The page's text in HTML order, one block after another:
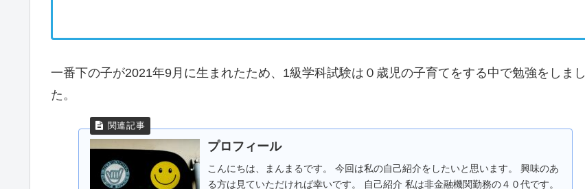
一番下の子が2021年9月に生まれたため、1級学科試験は０歳児の子育てをする中で勉強をしまし
た。
プロフィール
こんにちは、まんまるです。 今回は私の自己紹介をしたいと思います。 興味のあ
る方は見ていただければ幸いです。 自己紹介 私は非金融機関勤務の４０代です。